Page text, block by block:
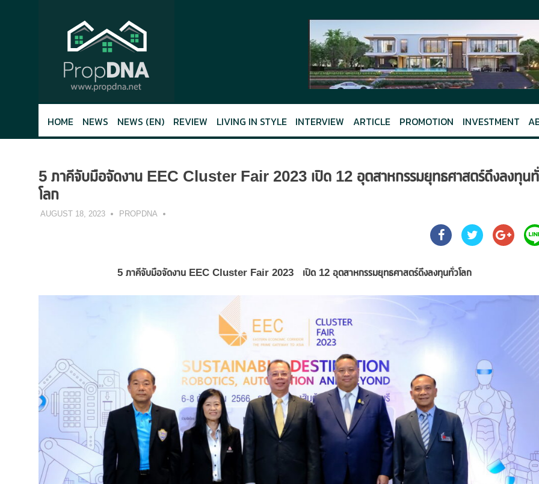
HOME NEWS NEWS (EN) REVIEW LIVING IN STYLE INTERVIEW ARTICLE PROMOTION INVESTMENT
5 ภาคีจับมือจัดงาน EEC Cluster Fair 2023 เปิด 12 อุตสาหกรรมยุทธศาสตร์ดึงลงทุน
โลก
AUGUST 18, 2023 PROPDNA
5ภาคีจับมือจัดงาน EEC Cluster Fair2023 เปิด 12อุตสาหกรรมยุทธศาสตร์ดึงลงทุนทั่วโลก